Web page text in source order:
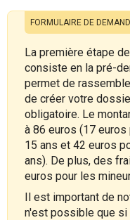
FORMULAIRE DE
La première étape
consiste en la pré-
permet de
de créer votre
obligatoire. Le
à 86 euros (17
15 ans et 42 euros
ans). De plus, des
euros pour les
Il est important de
n'est possible que